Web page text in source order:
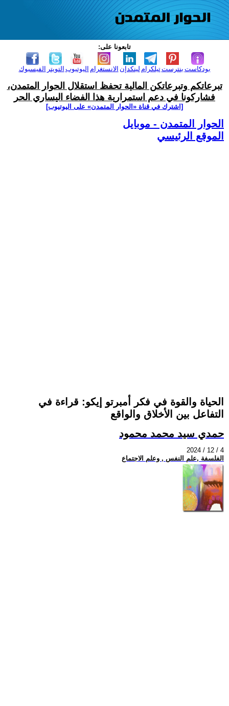
تابعونا على:
الفيسبوك التويتر اليوتيوب الانستغرام لينكدإن تيلكرامبنترست بودكاست
تبرعاتكم وتبرعاتكن المالية تحفظ استقلال الحوار المتمدن،
فشاركونا في دعم استمرارية هذا الفضاء اليساري الحر
[اشترك في قناة ‫«الحوار المتمدن» على اليوتيوب]
الحوار المتمدن - موبايل
الموقع الرئيسي
الحياة والقوة في فكر أمبرتو إيكو: قراءة في
التفاعل بين الأخلاق والواقع
حمدي سيد محمد محمود
2024 / 12 / 4
الفلسفة ,علم النفس , وعلم الاجتماع